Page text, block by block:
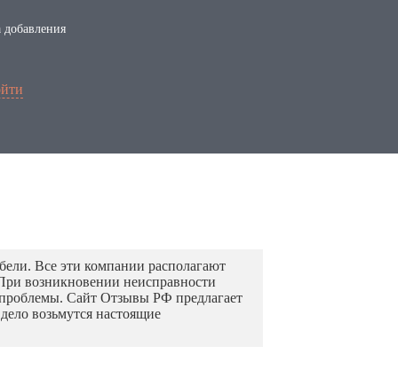
Все эти компании располагают
возникновении неисправности
проблемы. Сайт Отзывы РФ предлагает
возьмутся настоящие